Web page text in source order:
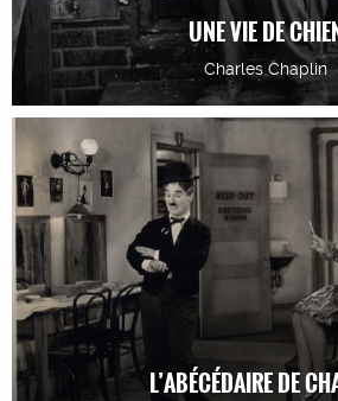
UNE VIE DE
Charles Chaplin
L’ABÉCÉDAIRE DE